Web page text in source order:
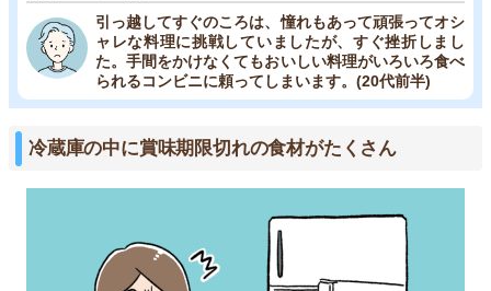
引っ越してすぐのころは、憧れもあって頑張ってオシ
ャレな料理に挑戦していましたが、すぐ挫折しまし
た。手間をかけなくてもおいしい料理がいろいろ食べ
られるコンビニに頼ってしまいます。(20代前半)
冷蔵庫の中に賞味期限切れの食材がたくさん